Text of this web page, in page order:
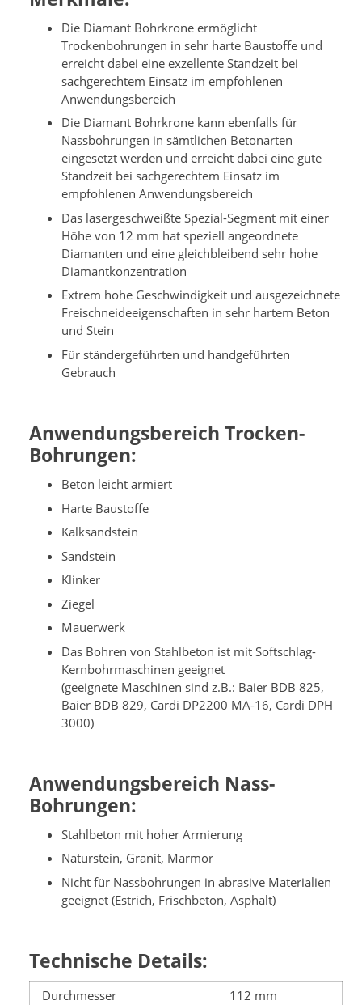
Die Diamant Bohrkrone ermöglicht
Trockenbohrungen in sehr harte Baustoffe und
erreicht dabei eine exzellente Standzeit bei
sachgerechtem Einsatz im empfohlenen
Anwendungsbereich
Die Diamant Bohrkrone kann ebenfalls für
Nassbohrungen in sämtlichen Betonarten
eingesetzt werden und erreicht dabei eine gute
Standzeit bei sachgerechtem Einsatz im
empfohlenen Anwendungsbereich
Das lasergeschweißte Spezial-Segment mit einer
Höhe von 12 mm hat speziell angeordnete
Diamanten und eine gleichbleibend sehr hohe
Diamantkonzentration
Extrem hohe Geschwindigkeit und ausgezeichnete
Freischneideeigenschaften in sehr hartem Beton
und Stein
Für ständergeführten und handgeführten
Gebrauch
Anwendungsbereich Trocken-
Bohrungen:
Beton leicht armiert
Harte Baustoffe
Kalksandstein
Sandstein
Klinker
Ziegel
Mauerwerk
Das Bohren von Stahlbeton ist mit Softschlag-
Kernbohrmaschinen geeignet
(geeignete Maschinen sind z.B.: Baier BDB 825,
Baier BDB 829, Cardi DP2200 MA-16, Cardi DPH
3000)
Anwendungsbereich Nass-
Bohrungen:
Stahlbeton mit hoher Armierung
Naturstein, Granit, Marmor
Nicht für Nassbohrungen in abrasive Materialien
geeignet (Estrich, Frischbeton, Asphalt)
Technische Details:
Durchmesser
112 mm